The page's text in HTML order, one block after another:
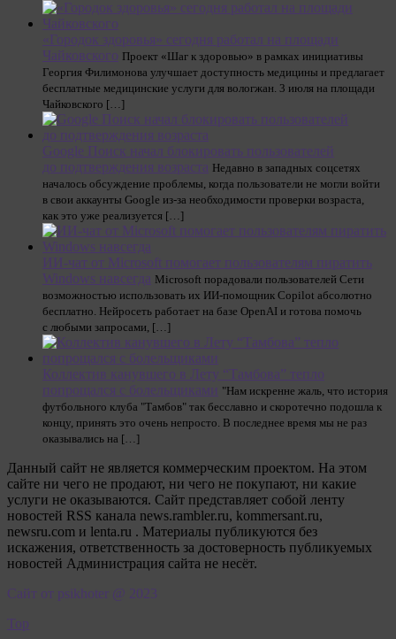
«Городок здоровья» сегодня работал на площади
Чайковского Проект «Шаг к здоровью» в рамках инициативы
Георгия Филимонова улучшает доступность медицины и предлагает
бесплатные медицинские услуги для вологжан. 3 июля на площади
Чайковского […]
Google Поиск начал блокировать пользователей
до подтверждения возраста Недавно в западных соцсетях
началось обсуждение проблемы, когда пользователи не могли войти
в свои аккаунты Google из-за необходимости проверки возраста,
как это уже реализуется […]
ИИ-чат от Microsoft помогает пользователям пиратить
Windows навсегда Microsoft порадовали пользователей Сети
возможностью использовать их ИИ-помощник Copilot абсолютно
бесплатно. Нейросеть работает на базе OpenAI и готова помочь
с любыми запросами, […]
Коллектив канувшего в Лету “Тамбова” тепло
попрощался с болельщиками "Нам искренне жаль, что история
футбольного клуба "Тамбов" так бесславно и скоротечно подошла к
концу, принять это очень непросто. В последнее время мы не раз
оказывались на […]
Данный сайт не является коммерческим проектом. На этом
сайте ни чего не продают, ни чего не покупают, ни какие
услуги не оказываются. Сайт представляет собой ленту
новостей RSS канала news.rambler.ru, kommersant.ru,
newsru.com и lenta.ru . Материалы публикуются без
искажения, ответственность за достоверность публикуемых
новостей Администрация сайта не несёт.
Сайт от psikhoter @ 2023
Top